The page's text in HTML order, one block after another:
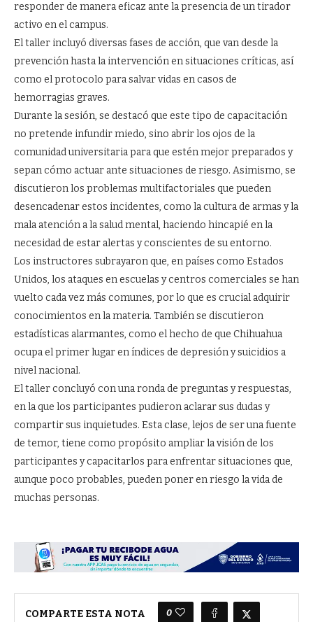
responder de manera eficaz ante la presencia de un tirador
activo en el campus.
El taller incluyó diversas fases de acción, que van desde la
prevención hasta la intervención en situaciones críticas, así
como el protocolo para salvar vidas en casos de
hemorragias graves.
Durante la sesión, se destacó que este tipo de capacitación
no pretende infundir miedo, sino abrir los ojos de la
comunidad universitaria para que estén mejor preparados y
sepan cómo actuar ante situaciones de riesgo. Asimismo, se
discutieron los problemas multifactoriales que pueden
desencadenar estos incidentes, como la cultura de armas y la
mala atención a la salud mental, haciendo hincapié en la
necesidad de estar alertas y conscientes de su entorno.
Los instructores subrayaron que, en países como Estados
Unidos, los ataques en escuelas y centros comerciales se han
vuelto cada vez más comunes, por lo que es crucial adquirir
conocimientos en la materia. También se discutieron
estadísticas alarmantes, como el hecho de que Chihuahua
ocupa el primer lugar en índices de depresión y suicidios a
nivel nacional.
El taller concluyó con una ronda de preguntas y respuestas,
en la que los participantes pudieron aclarar sus dudas y
compartir sus inquietudes. Esta clase, lejos de ser una fuente
de temor, tiene como propósito ampliar la visión de los
participantes y capacitarlos para enfrentar situaciones que,
aunque poco probables, pueden poner en riesgo la vida de
muchas personas.
COMPARTE ESTA NOTA 0